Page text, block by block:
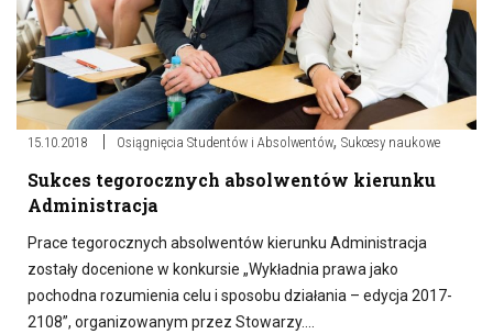
15.10.2018 Osiągnięcia Studentów i Absolwentów, Sukcesy naukowe
Sukces tegorocznych absolwentów kierunku
Administracja
Prace tegorocznych absolwentów kierunku Administracja
zostały docenione w konkursie „Wykładnia prawa jako
pochodna rozumienia celu i sposobu działania – edycja 2017-
2108”, organizowanym przez Stowarzy….